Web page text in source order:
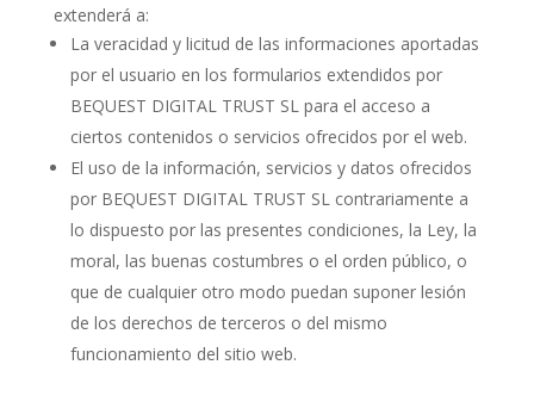
extenderá a:
La veracidad y licitud de las informaciones aportadas
por el usuario en los formularios extendidos por
BEQUEST DIGITAL TRUST SL para el acceso a
ciertos contenidos o servicios ofrecidos por el web.
El uso de la información, servicios y datos ofrecidos
por BEQUEST DIGITAL TRUST SL contrariamente a
lo dispuesto por las presentes condiciones, la Ley, la
moral, las buenas costumbres o el orden público, o
que de cualquier otro modo puedan suponer lesión
de los derechos de terceros o del mismo
funcionamiento del sitio web.